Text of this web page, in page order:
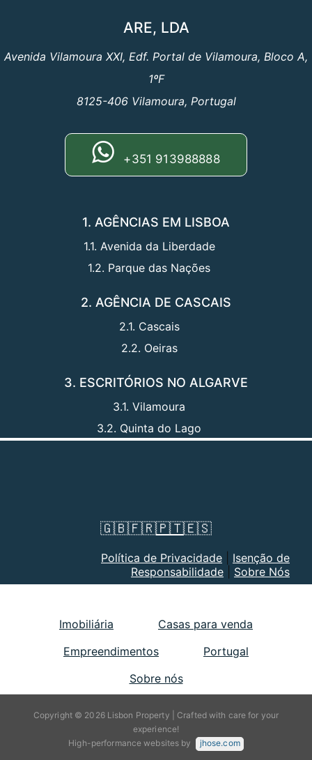
ARE, LDA
Avenida Vilamoura XXI, Edf. Portal de Vilamoura, Bloco A,
1ºF
8125-406 Vilamoura, Portugal
+351 913988888
1. AGÊNCIAS EM LISBOA
1.1. Avenida da Liberdade
1.2. Parque das Nações
2. AGÊNCIA DE CASCAIS
2.1. Cascais
2.2. Oeiras
3. ESCRITÓRIOS NO ALGARVE
3.1. Vilamoura
3.2. Quinta do Lago
🇬🇧🇫🇷🇵🇹🇪🇸
Política de Privacidade
Isenção de
Responsabilidade
Sobre Nós
Imobiliária
Casas para venda
Empreendimentos
Portugal
Sobre nós
Copyright © 2026 Lisbon Property | Crafted with care for your
experience!
High-performance websites by
jhose.com